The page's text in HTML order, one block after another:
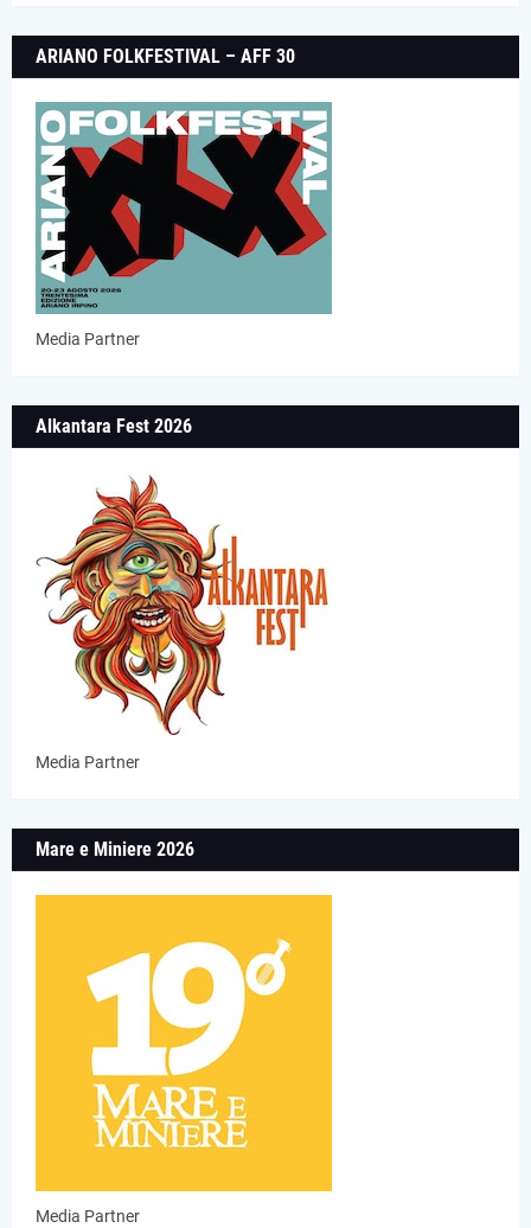
ARIANO FOLKFESTIVAL – AFF 30
Media Partner
Alkantara Fest 2026
Media Partner
Mare e Miniere 2026
Media Partner